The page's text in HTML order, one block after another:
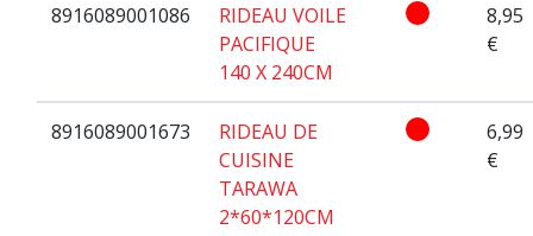
8916089001086
RIDEAU VOILE
PACIFIQUE
140 X 240CM
8,95
€
8916089001673
RIDEAU DE
CUISINE
TARAWA
2*60*120CM
6,99
€